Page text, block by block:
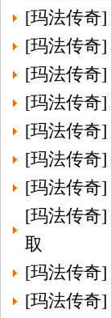
[玛法传奇]
[玛法传奇]
[玛法传奇]
[玛法传奇]
[玛法传奇]
[玛法传奇]
[玛法传奇]
[玛法传奇]
取
[玛法传奇]
[玛法传奇]